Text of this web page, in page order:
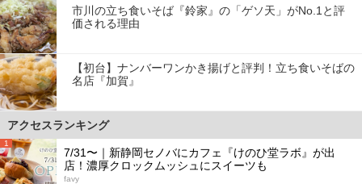
市川の立ち食いそば『鈴家』の「ゲソ天」がNo.1と評
価される理由
【初台】ナンバーワンかき揚げと評判！立ち食いそばの
名店『加賀』
アクセスランキング
1
7/31〜｜新静岡セノバにカフェ『けのひ堂ラボ』が出
店！濃厚クロックムッシュにスイーツも
favy